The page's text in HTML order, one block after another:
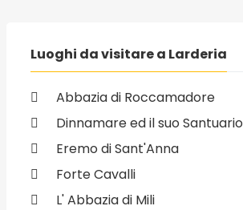
Luoghi da visitare a Larderia
Abbazia di Roccamadore
Dinnamare ed il suo Santuario
Eremo di Sant'Anna
Forte Cavalli
L' Abbazia di Mili